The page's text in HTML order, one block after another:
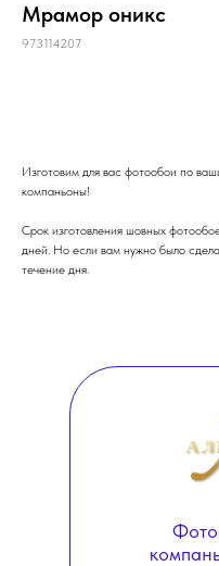
Мрамор оникс
973114207
Изготовим для вас фотообои по
компаньоны!
Срок изготовления шовных
дней. Но если вам нужно было
течение дня.